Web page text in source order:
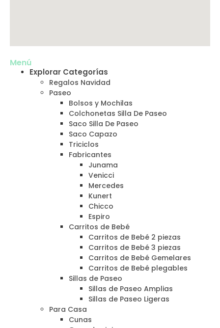
Menú
Explorar Categorías
Regalos Navidad
Paseo
Bolsos y Mochilas
Colchonetas Silla De Paseo
Saco Silla De Paseo
Saco Capazo
Triciclos
Fabricantes
Junama
Venicci
Mercedes
Kunert
Chicco
Espiro
Carritos de Bebé
Carritos de Bebé 2 piezas
Carritos de Bebé 3 piezas
Carritos de Bebé Gemelares
Carritos de Bebé plegables
Sillas de Paseo
Sillas de Paseo Amplias
Sillas de Paseo Ligeras
Para Casa
Cunas